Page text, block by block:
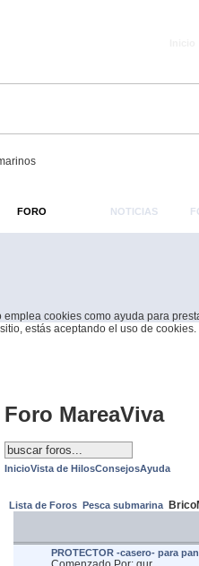
emplea cookies como ayuda para
sitio, estás aceptando el uso de cookies.
FORO NOTICIAS
Foro MareaViva
InicioVista de HilosConsejosAyuda
Lista de Foros Pesca submarina
PROTECTOR -casero- para